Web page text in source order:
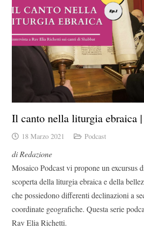
Il canto nella liturgia ebraica
18 Marzo 2021 Podcast
di Redazione
Mosaico Podcast vi propone un excursus
scoperta della liturgia ebraica e della
che possiedono differenti declinazioni a
coordinate geografiche. Questa serie
Rav Elia Richetti.